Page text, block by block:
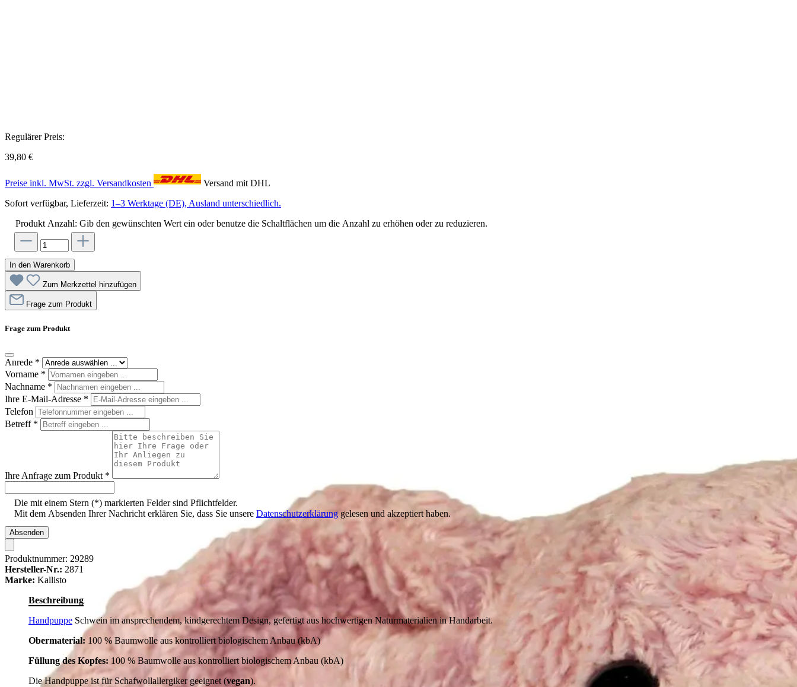
Regulärer Preis:
39,80 €
Preise inkl. MwSt. zzgl. Versandkosten
Versand mit DHL
Sofort verfügbar, Lieferzeit: 1–3 Werktage (DE), Ausland unterschiedlich.
Produkt Anzahl: Gib den gewünschten Wert ein oder benutze die Schaltflächen um die Anzahl zu erhöhen oder zu reduzieren.
In den Warenkorb
Zum Merkzettel hinzufügen
Frage zum Produkt
Frage zum Produkt
Anrede *
Vorname *
Nachname *
Ihre E-Mail-Adresse *
Telefon
Betreff *
Ihre Anfrage zum Produkt *
Die mit einem Stern (*) markierten Felder sind Pflichtfelder.
Mit dem Absenden Ihrer Nachricht erklären Sie, dass Sie unsere Datenschutzerklärung gelesen und akzeptiert haben.
Absenden
Produktnummer: 29289
Hersteller-Nr.: 2871
Marke: Kallisto
Beschreibung
Handpuppe Schwein im ansprechendem, kindgerechtem Design, gefertigt aus hochwertigen Naturmaterialien in Handarbeit.
Obermaterial: 100 % Baumwolle aus kontrolliert biologischem Anbau (kbA)
Füllung des Kopfes: 100 % Baumwolle aus kontrolliert biologischem Anbau (kbA)
Die Handpuppe ist für Schafwollallergiker geeignet (vegan).